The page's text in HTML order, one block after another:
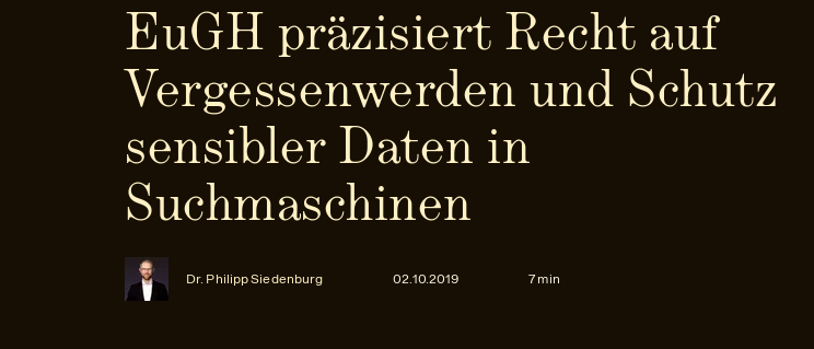
EuGH präzisiert Recht auf
Vergessenwerden und Schutz
sensibler Daten in
Suchmaschinen
Dr. Philipp Siedenburg 02.10.2019 7 min